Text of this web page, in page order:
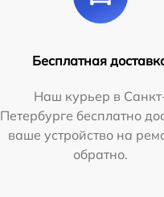
Бесплатная
Наш курьер в
Петербурге бесплатно
ваше устройство на
обратно.